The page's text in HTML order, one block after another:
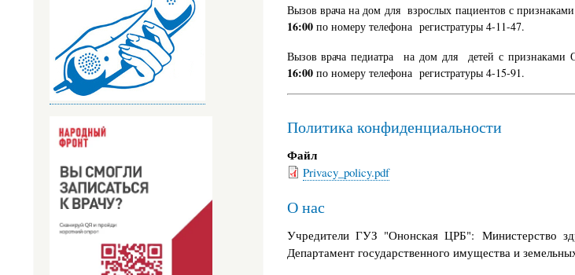
Вызов врача на дом для взрослых пациентов с
16:00по номеру телефона регистратуры 4-11-47.
Вызов врача педиатра на дом для детей с признаками
16:00по номеру телефона регистратуры 4-15-91.
Политика конфиденциальности
Файл
Privacy_policy.pdf
О нас
Учредители ГУЗ "Ононская ЦРБ": Министерство
Департамент государственного имущества и